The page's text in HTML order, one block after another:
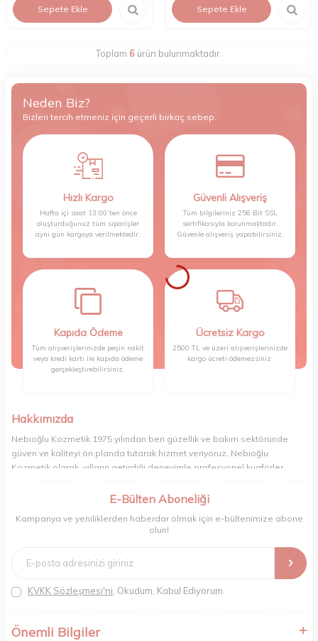
Sepete Ekle Sepete Ekle
Toplam 6 ürün bulunmaktadır.
Neden Biz?
Bizleri tercih etmeniz için geçerli birkaç sebep.
Hızlı Kargo
Hafta içi saat 13:00’ten önce
oluşturduğunuz tüm siparişler
aynı gün kargoya verilmektedir.
Güvenli Alışveriş
Tüm bilgileriniz 256 Bit SSL
sertifikasıyla korunmaktadır.
Güvenle alışveriş yapabilirsiniz.
Kapıda Ödeme
Tüm alışverişlerinizde peşin nakit
veya kredi kartı ile kapıda ödeme
gerçekleştirebilirsiniz.
Ücretsiz Kargo
2500 TL ve üzeri alışverişlerinizde
kargo ücreti ödemezsiniz.
Hakkımızda
Nebioğlu Kozmetik 1975 yılından beri güzellik ve bakım sektöründe
güven ve kaliteyi ön planda tutarak hizmet veriyoruz. Nebioğlu
Kozmetik olarak, yılların getirdiği deneyimle profesyonel kuaförler,
odaklanıyoruz. Doğal içerikleri bilimsel formüllerle birleştirerek saç ve
ihtiyaçlarını dinleyerek her zaman en iyisini sunmayı hedefliyor,
bağlılığımızla güzellik yolculuğunuzda yanınızdayız.
E-Bülten Aboneliği
Kampanya ve yeniliklerden haberdar olmak için e-bültenimize abone
olun!
KVKK Sözleşmesi'ni , Okudum, Kabul Ediyorum.
Önemli Bilgiler